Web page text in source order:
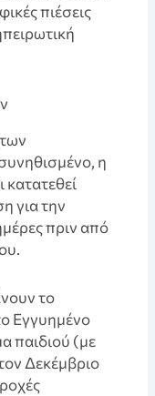
πιέσεις
η
κατατεθεί
για την
πριν από
το
Εγγυημένο
παιδιού (με
Δεκέμβριο